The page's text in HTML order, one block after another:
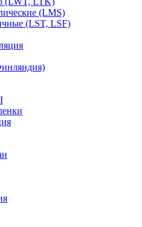
(LMS)
(LST, LSF)